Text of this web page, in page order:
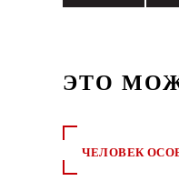
ЭТО
ЧЕЛОВЕК